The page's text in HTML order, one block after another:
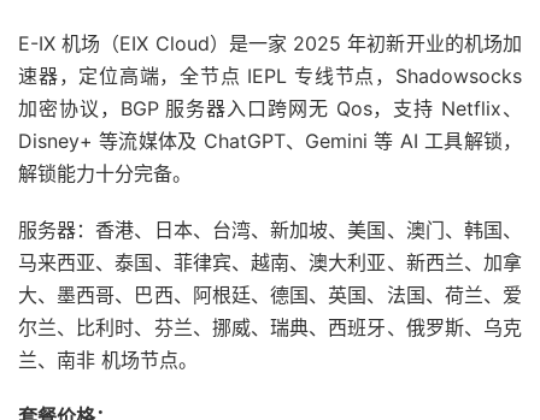
E-IX 机场（EIX Cloud）是一家 2025 年初新开业的机场加
速器，定位高端，全节点 IEPL 专线节点，Shadowsocks
加密协议，BGP 服务器入口跨网无 Qos，支持 Netflix、
Disney+ 等流媒体及 ChatGPT、Gemini 等 AI 工具解锁，
解锁能力十分完备。
服务器：香港、日本、台湾、新加坡、美国、澳门、韩国、
马来西亚、泰国、菲律宾、越南、澳大利亚、新西兰、加拿
大、墨西哥、巴西、阿根廷、德国、英国、法国、荷兰、爱
尔兰、比利时、芬兰、挪威、瑞典、西班牙、俄罗斯、乌克
兰、南非 机场节点。